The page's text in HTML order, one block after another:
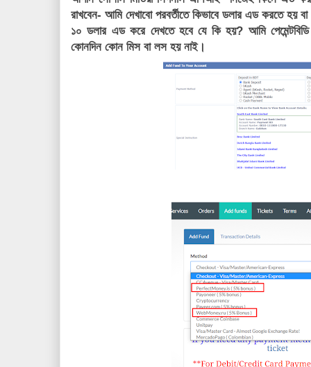
রাখবেন- আমি দেখাবো পরবর্তীতে কিভাবে ডলার এড করতে হয়
১০ ডলার এড করে দেখতে হবে যে কি হয়? আমি
কোনদিন কোন মিস বা লস হয় নাই।